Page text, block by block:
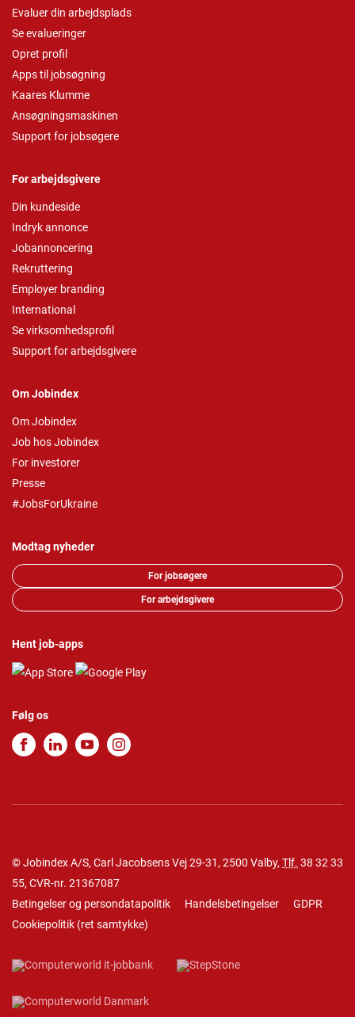
Evaluer din arbejdsplads
Se evalueringer
Opret profil
Apps til jobsøgning
Kaares Klumme
Ansøgningsmaskinen
Support for jobsøgere
For arbejdsgivere
Din kundeside
Indryk annonce
Jobannoncering
Rekruttering
Employer branding
International
Se virksomhedsprofil
Support for arbejdsgivere
Om Jobindex
Om Jobindex
Job hos Jobindex
For investorer
Presse
#JobsForUkraine
Modtag nyheder
For jobsøgere
For arbejdsgivere
Hent job-apps
Følg os
© Jobindex A/S, Carl Jacobsens Vej 29-31, 2500 Valby, Tlf. 38 32 33
55, CVR-nr. 21367087
Betingelser og persondatapolitik
Handelsbetingelser
GDPR
Cookiepolitik (ret samtykke)